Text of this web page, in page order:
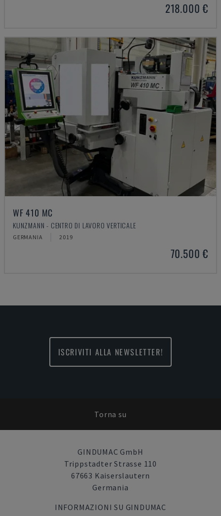
218.000 €
WF 410 MC
KUNZMANN - CENTRO DI LAVORO VERTICALE
GERMANIA 2019
70.500 €
ISCRIVITI ALLA NEWSLETTER!
Torna su
GINDUMAC GmbH
Trippstadter Strasse 110
67663 Kaiserslautern
Germania
INFORMAZIONI SU GINDUMAC